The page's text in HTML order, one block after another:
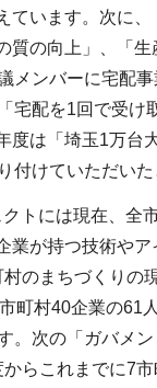
います。次に
質の向上」、「
メンバーに宅配
宅配を1回で受け
は「埼玉1万台
けていただいた
トには現在、全
が持つ技術や
のまちづくりの
村40企業の61
。次の「ガバメ
らこれまでに7